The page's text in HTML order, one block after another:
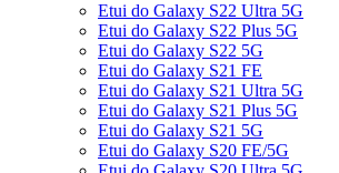
Etui do Galaxy S22 Ultra 5G
Etui do Galaxy S22 Plus 5G
Etui do Galaxy S22 5G
Etui do Galaxy S21 FE
Etui do Galaxy S21 Ultra 5G
Etui do Galaxy S21 Plus 5G
Etui do Galaxy S21 5G
Etui do Galaxy S20 FE/5G